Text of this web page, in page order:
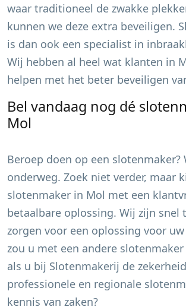
waar traditioneel de zwakke
kunnen we deze extra beveiligen.
is dan ook een specialist in
Wij hebben al heel wat klanten in
helpen met het beter beveiligen
Bel vandaag nog dé
Mol
Beroep doen op een slotenmaker?
onderweg. Zoek niet verder, maar
slotenmaker in Mol met een
betaalbare oplossing. Wij zijn snel
zorgen voor een oplossing voor
zou u met een andere slotenmaker
als u bij Slotenmakerij de
professionele en regionale
kennis van zaken?